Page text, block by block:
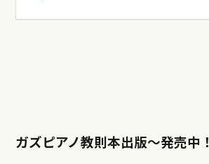
ガズピアノ教則本出版〜発売中！